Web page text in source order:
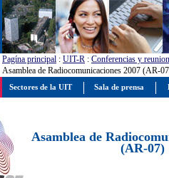
Pagína principal : UIT-R : Conferencias y
Asamblea de Radiocomunicaciones 2007 (AR-
Asamblea de
(AR-07)
Sectores de la UIT Sala de prensa